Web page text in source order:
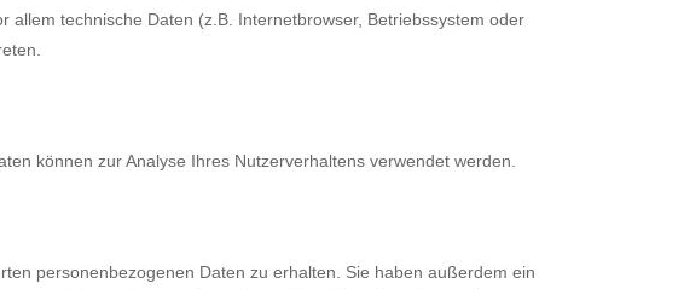
technische Daten (z.B. Internetbrowser, Betriebssystem oder
können zur Analyse Ihres Nutzerverhaltens verwendet werden.
personenbezogenen Daten zu erhalten. Sie haben außerdem ein